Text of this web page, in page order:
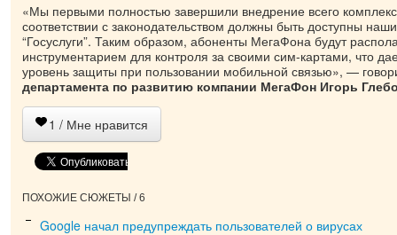
«Мы первыми полностью завершили внедрение всего
соответствии с законодательством должны быть доступны
“Госуслуги”. Таким образом, абоненты МегаФона будут
инструментарием для контроля за своими сим-картами, что
уровень защиты при пользовании мобильной связью», —
департамента по развитию компании МегаФон Игорь
1 / Мне нравится
ПОХОЖИЕ СЮЖЕТЫ / 6
Google начал предупреждать пользователей о вирусах